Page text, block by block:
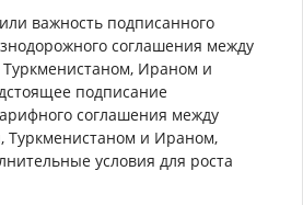
важность подписанного
соглашения между
Туркменистаном, Ираном и
подписание
соглашения между
Туркменистаном и Ираном,
условия для роста